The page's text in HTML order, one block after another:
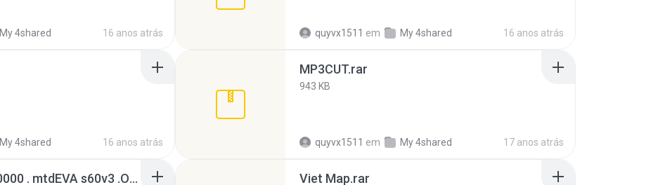
My 4shared 16 anos atrás quyvx1511 em My 4shared 16 anos atrás
My 4shared 16 anos atrás
MP3CUT.rar
943 KB
quyvx1511 em My 4shared 17 anos atrás
tran_dinh_dung_0000 . mtdEVA s60v3 .OS9 _ PDAviet.net _.rar Viet Map.rar